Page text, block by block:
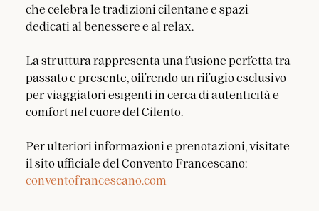
che celebra le tradizioni cilentane e spazi
dedicati al benessere e al relax.
La struttura rappresenta una fusione perfetta tra
passato e presente, offrendo un rifugio esclusivo
per viaggiatori esigenti in cerca di autenticità e
comfort nel cuore del Cilento.
Per ulteriori informazioni e prenotazioni, visitate
il sito ufficiale del Convento Francescano:
conventofrancescano.com